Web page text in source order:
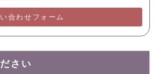
合わせフォーム
さい